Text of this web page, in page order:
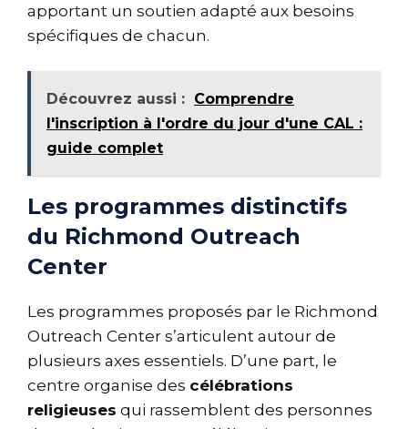
apportant un soutien adapté aux besoins
spécifiques de chacun.
Découvrez aussi : Comprendre
l'inscription à l'ordre du jour d'une CAL :
guide complet
Les programmes distinctifs
du Richmond Outreach
Center
Les programmes proposés par le Richmond
Outreach Center s’articulent autour de
plusieurs axes essentiels. D’une part, le
centre organise des célébrations
religieuses qui rassemblent des personnes